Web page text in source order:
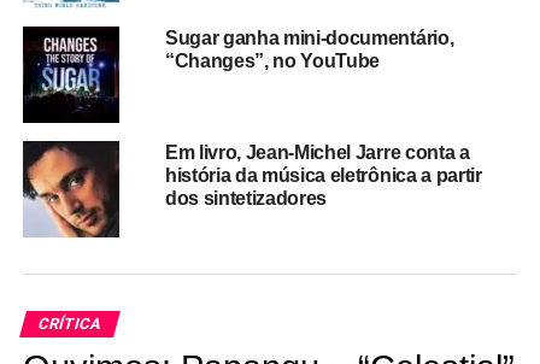
(EP)
Há vibe gótica no começo de
ódio, redes sociais, jornais, celebridades e pacto com as
elites. O punk rockStartup senta a mamona no
empreendedorismo e coachismo de palco. Sons entre
D.R.I. e Charlie Brown Jr dão as caras em faixas como
Que soy?e
Fantasma funcionando todo dia.
Sugar ganha mini-documentário,
“Changes”, no YouTube
Em livro, Jean-Michel Jarre conta a
história da música eletrônica a partir
dos sintetizadores
CRÍTICA